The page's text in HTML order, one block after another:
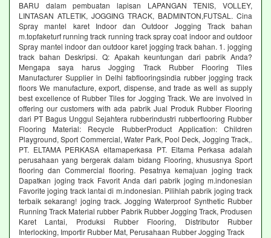
BARU dalam pembuatan lapisan LAPANGAN TENIS, VOLLEY,
LINTASAN ATLETIK, JOGGING TRACK, BADMINTON,FUTSAL. Cina
Spray mantel karet Indoor dan Outdoor Jogging Track bahan
m.topfaketurf running track running track spray coat indoor and outdoor
Spray mantel indoor dan outdoor karet jogging track bahan. 1. jogging
track bahan Deskripsi. Q: Apakah keuntungan dari pabrik Anda?
Mengapa saya harus Jogging Track Rubber Flooring Tiles
Manufacturer Supplier in Delhi fabflooringsindia rubber jogging track
floors We manufacture, export, dispense, and trade as well as supply
best excellence of Rubber Tiles for Jogging Track. We are involved in
offering our customers with ada pabrik Jual Produk Rubber Flooring
dari PT Bagus Unggul Sejahtera rubberindustri rubberflooring Rubber
Flooring Material: Recycle RubberProduct Application: Children
Playground, Sport Commercial, Water Park, Pool Deck, Jogging Track,.
PT. ELTAMA PERKASA eltamaperkasa PT. Eltama Perkasa adalah
perusahaan yang bergerak dalam bidang Flooring, khususnya Sport
flooring dan Commercial flooring. Pesatnya kemajuan joging track
Dapatkan joging track Favorit Anda dari pabrik joging m.indonesian
Favorite joging track lantai di m.indonesian. Pilihlah pabrik joging track
terbaik sekarang! joging track. Jogging Waterproof Synthetic Rubber
Running Track Material rubber Pabrik Rubber Jogging Track, Produsen
Karet Lantai, Produksi Rubber Flooring, Distributor Rubber
Interlocking, Importir Rubber Mat, Perusahaan Rubber Jogging Track